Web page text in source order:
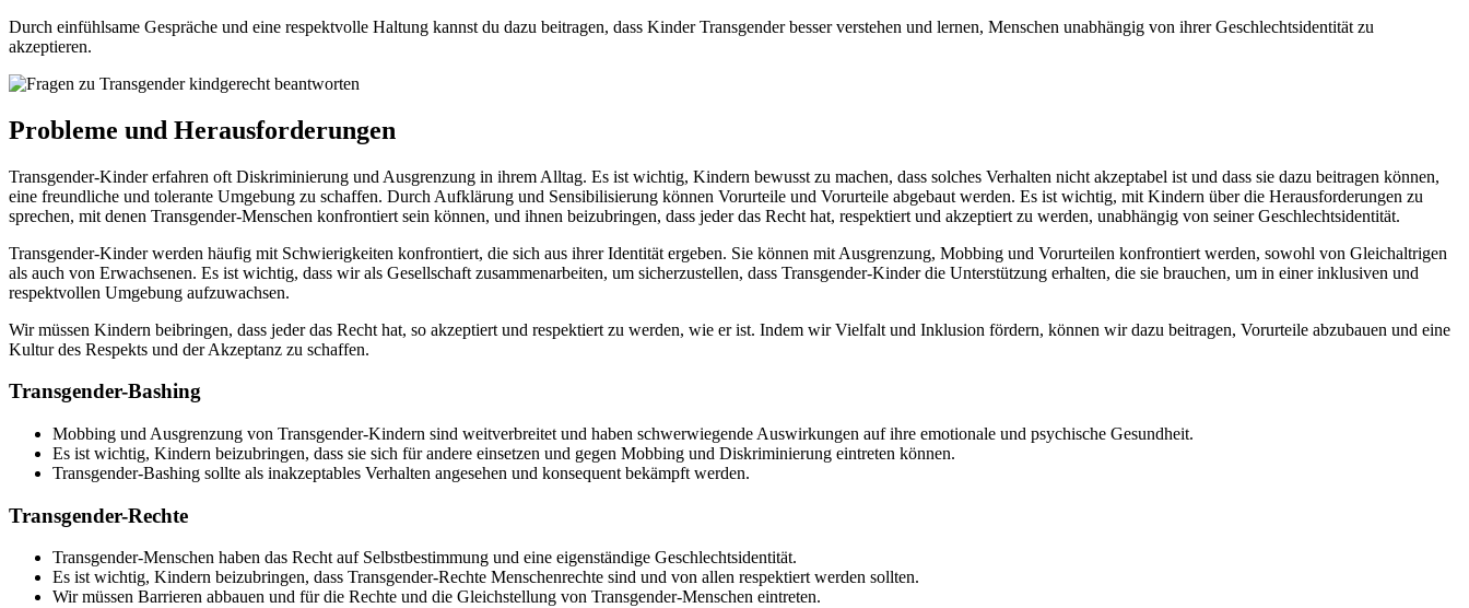
Durch einfühlsame Gespräche und eine respektvolle Haltung kannst du dazu beitragen, dass Kinder Transgender besser verstehen und lernen, Menschen unabhängig von ihrer Geschlechtsidentität zu
akzeptieren.
Probleme und Herausforderungen
Transgender-Kinder erfahren oft Diskriminierung und Ausgrenzung in ihrem Alltag. Es ist wichtig, Kindern bewusst zu machen, dass solches Verhalten nicht akzeptabel ist und dass sie dazu beitragen können,
eine freundliche und tolerante Umgebung zu schaffen. Durch Aufklärung und Sensibilisierung können Vorurteile und Vorurteile abgebaut werden. Es ist wichtig, mit Kindern über die Herausforderungen zu
sprechen, mit denen Transgender-Menschen konfrontiert sein können, und ihnen beizubringen, dass jeder das Recht hat, respektiert und akzeptiert zu werden, unabhängig von seiner Geschlechtsidentität.
Transgender-Kinder werden häufig mit Schwierigkeiten konfrontiert, die sich aus ihrer Identität ergeben. Sie können mit Ausgrenzung, Mobbing und Vorurteilen konfrontiert werden, sowohl von Gleichaltrigen
als auch von Erwachsenen. Es ist wichtig, dass wir als Gesellschaft zusammenarbeiten, um sicherzustellen, dass Transgender-Kinder die Unterstützung erhalten, die sie brauchen, um in einer inklusiven und
respektvollen Umgebung aufzuwachsen.
Wir müssen Kindern beibringen, dass jeder das Recht hat, so akzeptiert und respektiert zu werden, wie er ist. Indem wir Vielfalt und Inklusion fördern, können wir dazu beitragen, Vorurteile abzubauen und eine
Kultur des Respekts und der Akzeptanz zu schaffen.
Transgender-Bashing
Mobbing und Ausgrenzung von Transgender-Kindern sind weitverbreitet und haben schwerwiegende Auswirkungen auf ihre emotionale und psychische Gesundheit.
Es ist wichtig, Kindern beizubringen, dass sie sich für andere einsetzen und gegen Mobbing und Diskriminierung eintreten können.
Transgender-Bashing sollte als inakzeptables Verhalten angesehen und konsequent bekämpft werden.
Transgender-Rechte
Transgender-Menschen haben das Recht auf Selbstbestimmung und eine eigenständige Geschlechtsidentität.
Es ist wichtig, Kindern beizubringen, dass Transgender-Rechte Menschenrechte sind und von allen respektiert werden sollten.
Wir müssen Barrieren abbauen und für die Rechte und die Gleichstellung von Transgender-Menschen eintreten.